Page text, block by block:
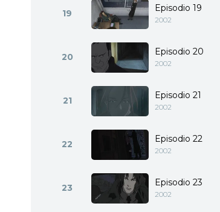
19 Episodio 19
2002
20 Episodio 20
2002
21 Episodio 21
2002
22 Episodio 22
2002
23 Episodio 23
2002